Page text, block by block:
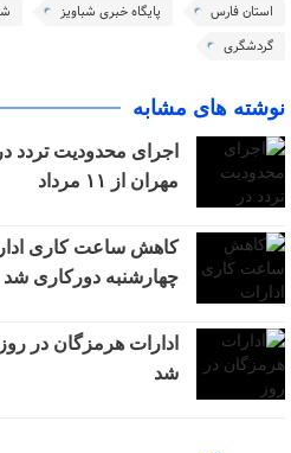
استان فارس پایگاه خبری شباویز
گردشگری
نوشته های مشابه
اجرای محدودیت تردد
مهران از ۱۱ مرداد
کاهش ساعت کاری
چهارشنبه دورکاری شد
ادارات هرمزگان در
شد